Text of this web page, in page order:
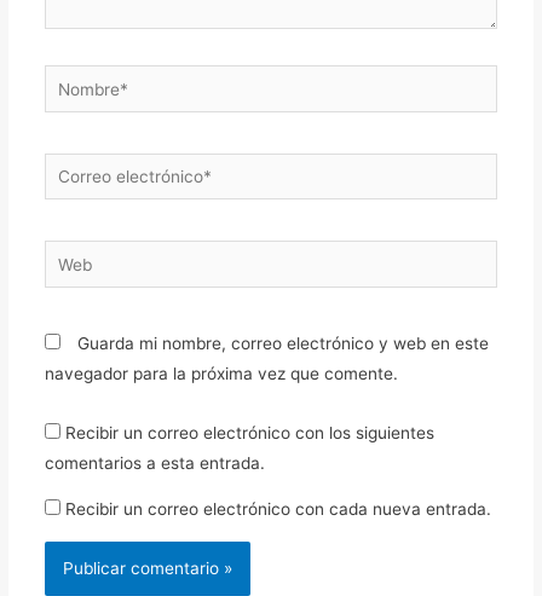
Nombre*
Correo
electrónico*
Web
Guarda mi nombre, correo electrónico y web en este
navegador para la próxima vez que comente.
Recibir un correo electrónico con los siguientes
comentarios a esta entrada.
Recibir un correo electrónico con cada nueva entrada.